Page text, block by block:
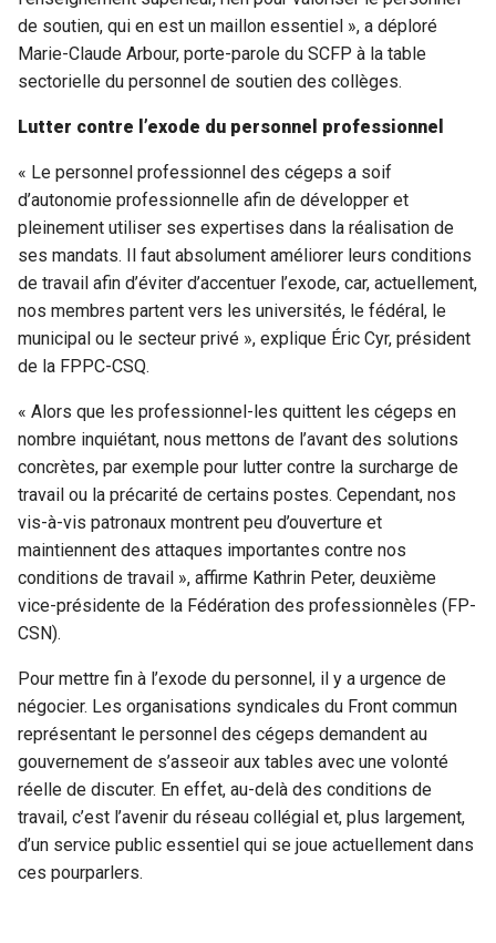
de soutien, qui en est un maillon essentiel », a déploré
Marie-Claude Arbour, porte-parole du SCFP à la table
sectorielle du personnel de soutien des collèges.
Lutter contre l’exode du personnel professionnel
« Le personnel professionnel des cégeps a soif
d’autonomie professionnelle afin de développer et
pleinement utiliser ses expertises dans la réalisation de
ses mandats. Il faut absolument améliorer leurs conditions
de travail afin d’éviter d’accentuer l’exode, car, actuellement,
nos membres partent vers les universités, le fédéral, le
municipal ou le secteur privé », explique Éric Cyr, président
de la FPPC-CSQ.
« Alors que les professionnel-les quittent les cégeps en
nombre inquiétant, nous mettons de l’avant des solutions
concrètes, par exemple pour lutter contre la surcharge de
travail ou la précarité de certains postes. Cependant, nos
vis-à-vis patronaux montrent peu d’ouverture et
maintiennent des attaques importantes contre nos
conditions de travail », affirme Kathrin Peter, deuxième
vice-présidente de la Fédération des professionnèles (FP-
CSN).
Pour mettre fin à l’exode du personnel, il y a urgence de
négocier. Les organisations syndicales du Front commun
représentant le personnel des cégeps demandent au
gouvernement de s’asseoir aux tables avec une volonté
réelle de discuter. En effet, au-delà des conditions de
travail, c’est l’avenir du réseau collégial et, plus largement,
d’un service public essentiel qui se joue actuellement dans
ces pourparlers.